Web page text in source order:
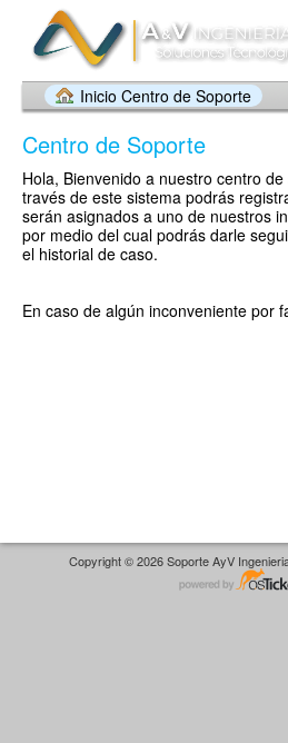
Inicio Centro de Soporte
Centro de Soporte
Hola, Bienvenido a nuestro centro
través de este sistema podrás
serán asignados a uno de nuestros
por medio del cual podrás darle
el historial de caso.
En caso de algún inconveniente por
Copyright © 2026 Soporte AyV